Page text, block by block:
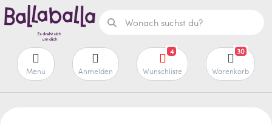
Menü Anmelden
4
Wunschliste
30
Warenkorb